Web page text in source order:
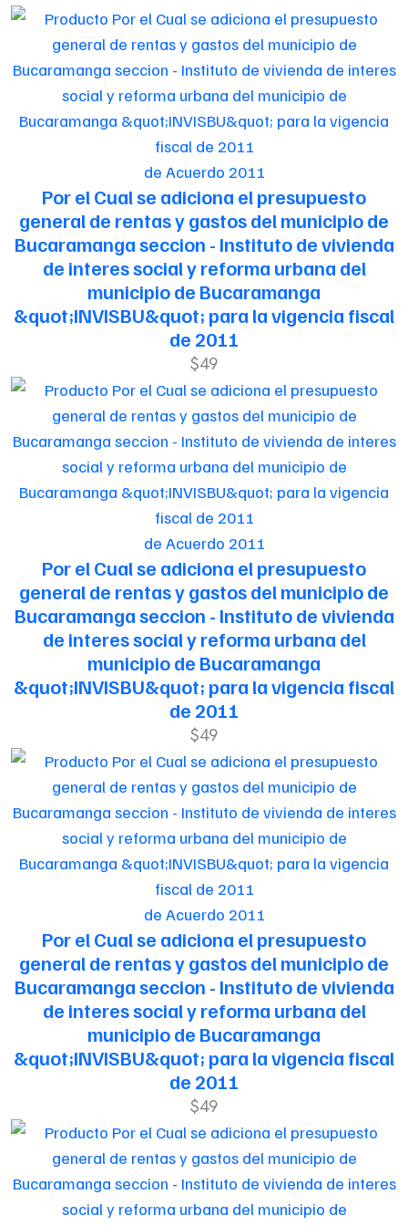
de Acuerdo 2011
Por el Cual se adiciona el presupuesto
general de rentas y gastos del municipio de
Bucaramanga seccion - Instituto de vivienda
de interes social y reforma urbana del
municipio de Bucaramanga
&quot;INVISBU&quot; para la vigencia fiscal
de 2011
$49
de Acuerdo 2011
Por el Cual se adiciona el presupuesto
general de rentas y gastos del municipio de
Bucaramanga seccion - Instituto de vivienda
de interes social y reforma urbana del
municipio de Bucaramanga
&quot;INVISBU&quot; para la vigencia fiscal
de 2011
$49
de Acuerdo 2011
Por el Cual se adiciona el presupuesto
general de rentas y gastos del municipio de
Bucaramanga seccion - Instituto de vivienda
de interes social y reforma urbana del
municipio de Bucaramanga
&quot;INVISBU&quot; para la vigencia fiscal
de 2011
$49